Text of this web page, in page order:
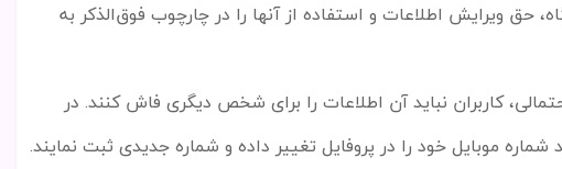
حق ویرایش اطلاعات و استفاده از آنها را در چارچوب فوقالذکر به
کاربران نباید آن اطلاعات را برای شخص دیگری فاش کنند. در
موبایل خود را در پروفایل تغییر داده و شماره جدیدی ثبت نمایند.